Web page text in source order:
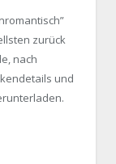
zurück
nach
und